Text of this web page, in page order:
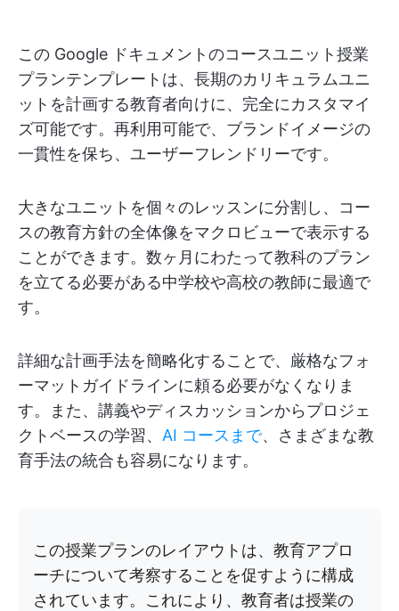
この Google ドキュメントのコースユニット授業
プランテンプレートは、長期のカリキュラムユニ
ットを計画する教育者向けに、完全にカスタマイ
ズ可能です。再利用可能で、ブランドイメージの
一貫性を保ち、ユーザーフレンドリーです。
大きなユニットを個々のレッスンに分割し、コー
スの教育方針の全体像をマクロビューで表示する
ことができます。数ヶ月にわたって教科のプラン
を立てる必要がある中学校や高校の教師に最適で
す。
詳細な計画手法を簡略化することで、厳格なフォ
ーマットガイドラインに頼る必要がなくなりま
す。また、講義やディスカッションからプロジェ
クトベースの学習、 AI コースまで、さまざまな教
育手法の統合も容易になります。
この授業プランのレイアウトは、教育アプロ
ーチについて考察することを促すように構成
されています。これにより、教育者は授業の